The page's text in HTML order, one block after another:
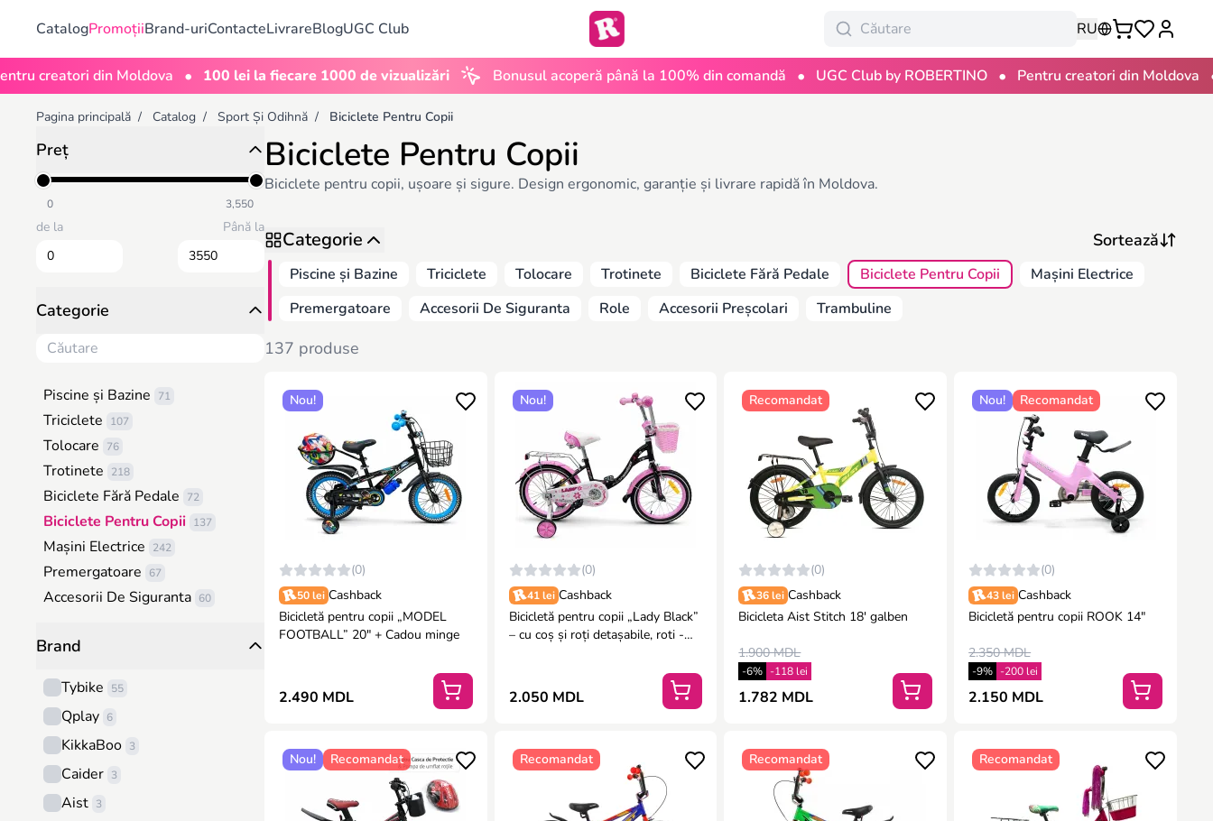
CatalogPromoțiiBrand-uriContacteLivrareBlogUGC Club RU
din Moldova • 100 lei la fiecare 1000 de vizualizări Bonusul acoperă până la 100% din comandă • UGC Club by ROBERTINO • Pentru creatori din Moldova •
Pagina principală / Catalog / Sport Și Odihnă / Biciclete Pentru Copii
Preț
0 3,550
de la Până la
Categorie
Piscine și Bazine 71
Triciclete 107
Tolocare 76
Trotinete 218
Biciclete Fără Pedale 72
Biciclete Pentru Copii 137
Mașini Electrice 242
Premergatoare 67
Accesorii De Siguranta 60
Accesorii Preșcolari
Brand
Tybike 55
Qplay 6
KikkaBoo 3
Caider 3
Aist 3
Biciclete Pentru Copii
Biciclete pentru copii, ușoare și sigure. Design ergonomic, garanție și livrare rapidă în Moldova.
Categorie
Piscine și Bazine Triciclete Tolocare Trotinete Biciclete Fără Pedale Biciclete Pentru Copii
Mașini Electrice
Premergatoare
Accesorii De Siguranta Role Accesorii Preșcolari Trambuline
137 produse
Nou!
(0)
50 lei Cashback
Bicicletă pentru copii „MODEL
FOOTBALL” 20" + Cadou minge
2.490 MDL
Nou!
(0)
41 lei Cashback
Bicicletă pentru copii „Lady Black”
– cu coș și roți detașabile, roti -
2.050 MDL
Recomandat
(0)
36 lei Cashback
Bicicleta Aist Stitch 18′ galben
1.900 MDL
-6% -118 lei
1.782 MDL
Nou! Recomandat
(0)
43 lei Cashback
Bicicletă pentru copii ROOK 14"
2.350 MDL
-9% -200 lei
2.150 MDL
Nou! Recomandat Recomandat Recomandat Recomandat